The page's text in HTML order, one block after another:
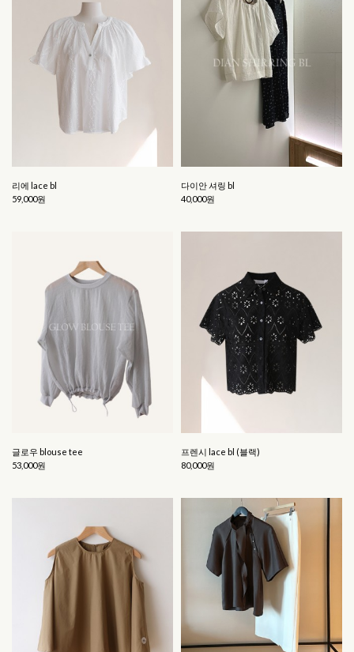
리에 lace bl
59,000원
다이안 셔링 bl
40,000원
글로우 blouse tee
53,000원
프렌시 lace bl (블랙)
80,000원